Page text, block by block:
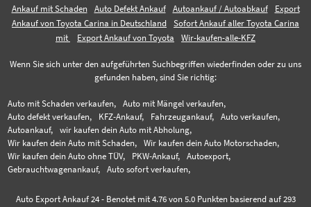
Ankauf mit Schaden
Auto Defekt Ankauf Autoankauf / Autoabkauf
Export
Ankauf von Toyota Carina in Deutschland
Sofort Ankauf aller Toyota Carina
mit
Export Ankauf von Toyota Wir-kaufen-alle-KFZ
Wenn Sie sich unter den aufgeführten Suchbegriffen wiederfinden oder zu uns
gefunden haben, sind Sie richtig:
Auto mit Schaden verkaufen,
Auto mit Mängel verkaufen,
Auto defekt verkaufen,
KFZ-Ankauf, Fahrzeugankauf,
Auto verkaufen,
Autoankauf,
wir kaufen dein Auto mit Abholung,
Wir kaufen dein Auto mit Schaden,
Wir kaufen dein Auto Motorschaden,
Wir kaufen dein Auto ohne TÜV,
PKW-Ankauf,
Autoexport,
Gebrauchtwagenankauf,
Auto sofort verkaufen,
Auto Export Ankauf 24- Benotet mit 4.76von 5.0 Punkten basierend auf 293